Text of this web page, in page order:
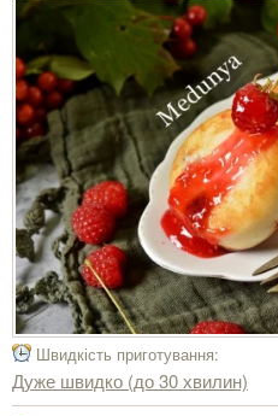
Швидкість приготування:
Дуже швидко (до 30 хвилин)